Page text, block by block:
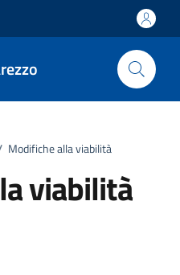
Modifiche alla viabilità
viabilità